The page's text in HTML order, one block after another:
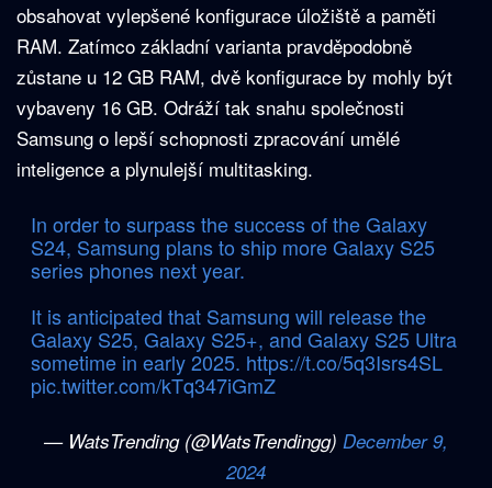
obsahovat vylepšené konfigurace úložiště a paměti
RAM. Zatímco základní varianta pravděpodobně
zůstane u 12 GB RAM, dvě konfigurace by mohly být
vybaveny 16 GB. Odráží tak snahu společnosti
Samsung o lepší schopnosti zpracování umělé
inteligence a plynulejší multitasking.
In order to surpass the success of the Galaxy
S24, Samsung plans to ship more Galaxy S25
series phones next year.
It is anticipated that Samsung will release the
Galaxy S25, Galaxy S25+, and Galaxy S25 Ultra
sometime in early 2025. https://t.co/5q3Isrs4SL
pic.twitter.com/kTq347iGmZ
— WatsTrending (@WatsTrendingg) December 9,
2024